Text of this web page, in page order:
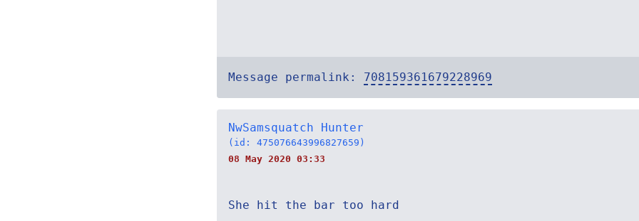
Message permalink: 708159361679228969
NwSamsquatch Hunter
(id: 475076643996827659)
08 May 2020 03:33
She hit the bar too hard